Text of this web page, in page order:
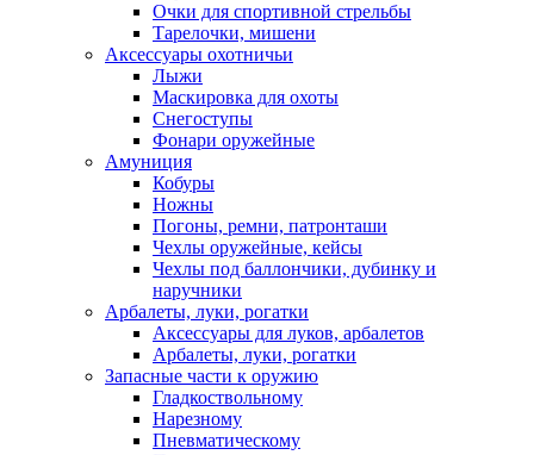
Очки для спортивной стрельбы
Тарелочки, мишени
Аксессуары охотничьи
Лыжи
Маскировка для охоты
Снегоступы
Фонари оружейные
Амуниция
Кобуры
Ножны
Погоны, ремни, патронташи
Чехлы оружейные, кейсы
Чехлы под баллончики, дубинку и
наручники
Арбалеты, луки, рогатки
Аксессуары для луков, арбалетов
Арбалеты, луки, рогатки
Запасные части к оружию
Гладкоствольному
Нарезному
Пневматическому